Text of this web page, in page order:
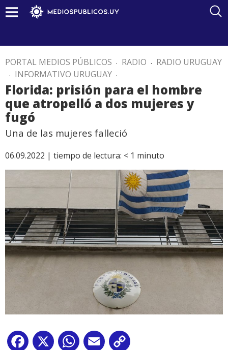
PORTAL MEDIOS PÚBLICOS . RADIO . RADIO URUGUAY
. INFORMATIVO URUGUAY .
Florida: prisión para el hombre
que atropelló a dos mujeres y
fugó
Una de las mujeres falleció
06.09.2022 | tiempo de lectura: < 1 minuto
Facebook
X WhatsApp
Email